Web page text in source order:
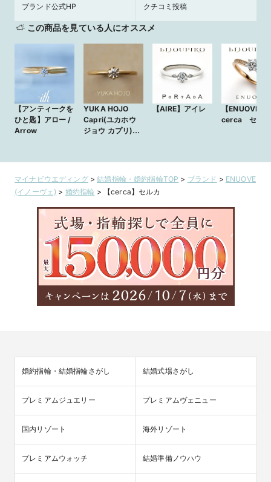
ブランド公式HP クチコミ投稿
この商品を見ている人にオススメ
【アンティークを
ひと匙】アロー /
Arrow
YUKA HOJO
Capri(ユカホウ
ジョウ カプリ)
上野御徒町・横浜
元町・大宮・名古
屋栄・大阪梅田・
京都四条烏丸・福
岡天神・熊本・宮
崎・鹿児島】
【AIRE】アイレ
【ENUOVE】
cerca セルカ
マイナビウエディング>結婚指輪・婚約指輪TOP > ブランド > ENUOVE
(イノーヴェ) > 婚約指輪 > 【cerca】セルカ
婚約指輪・結婚指輪さがし 結婚式場さがし
プレミアムジュエリー プレミアムヴェニュー
国内リゾート 海外リゾート
プレミアムウォッチ 結婚準備ノウハウ